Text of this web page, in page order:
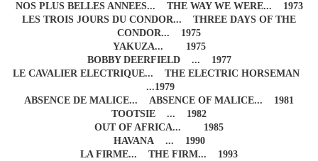
NOS PLUS BELLES ANNEES... THE WAY WE WERE... 1973
LES TROIS JOURS DU CONDOR... THREE DAYS OF THE
CONDOR... 1975
YAKUZA... 1975
BOBBY DEERFIELD ... 1977
LE CAVALIER ELECTRIQUE... THE ELECTRIC HORSEMAN
...1979
ABSENCE DE MALICE... ABSENCE OF MALICE... 1981
TOOTSIE ... 1982
OUT OF AFRICA... 1985
HAVANA ... 1990
LA FIRME... THE FIRM... 1993